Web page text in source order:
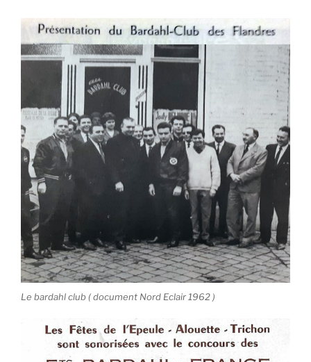
Le bardahl club ( document Nord Eclair 1962 )